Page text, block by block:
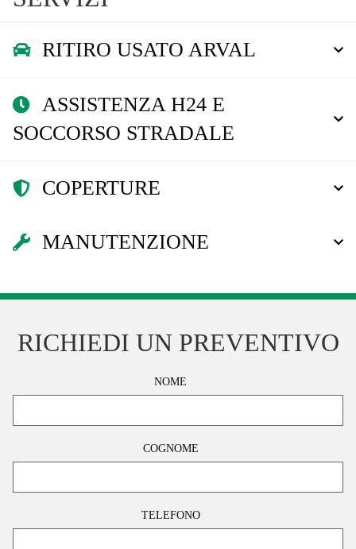
RITIRO USATO ARVAL
ASSISTENZA H24 E
SOCCORSO STRADALE
COPERTURE
MANUTENZIONE
RICHIEDI UN PREVENTIVO
NOME
COGNOME
TELEFONO